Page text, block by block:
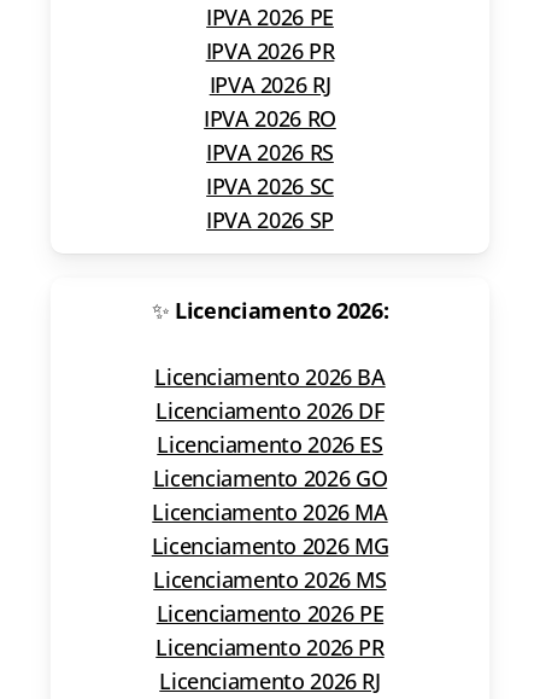
IPVA 2026 PE
IPVA 2026 PR
IPVA 2026 RJ
IPVA 2026 RO
IPVA 2026 RS
IPVA 2026 SC
IPVA 2026 SP
✨ Licenciamento 2026:
Licenciamento 2026 BA
Licenciamento 2026 DF
Licenciamento 2026 ES
Licenciamento 2026 GO
Licenciamento 2026 MA
Licenciamento 2026 MG
Licenciamento 2026 MS
Licenciamento 2026 PE
Licenciamento 2026 PR
Licenciamento 2026 RJ